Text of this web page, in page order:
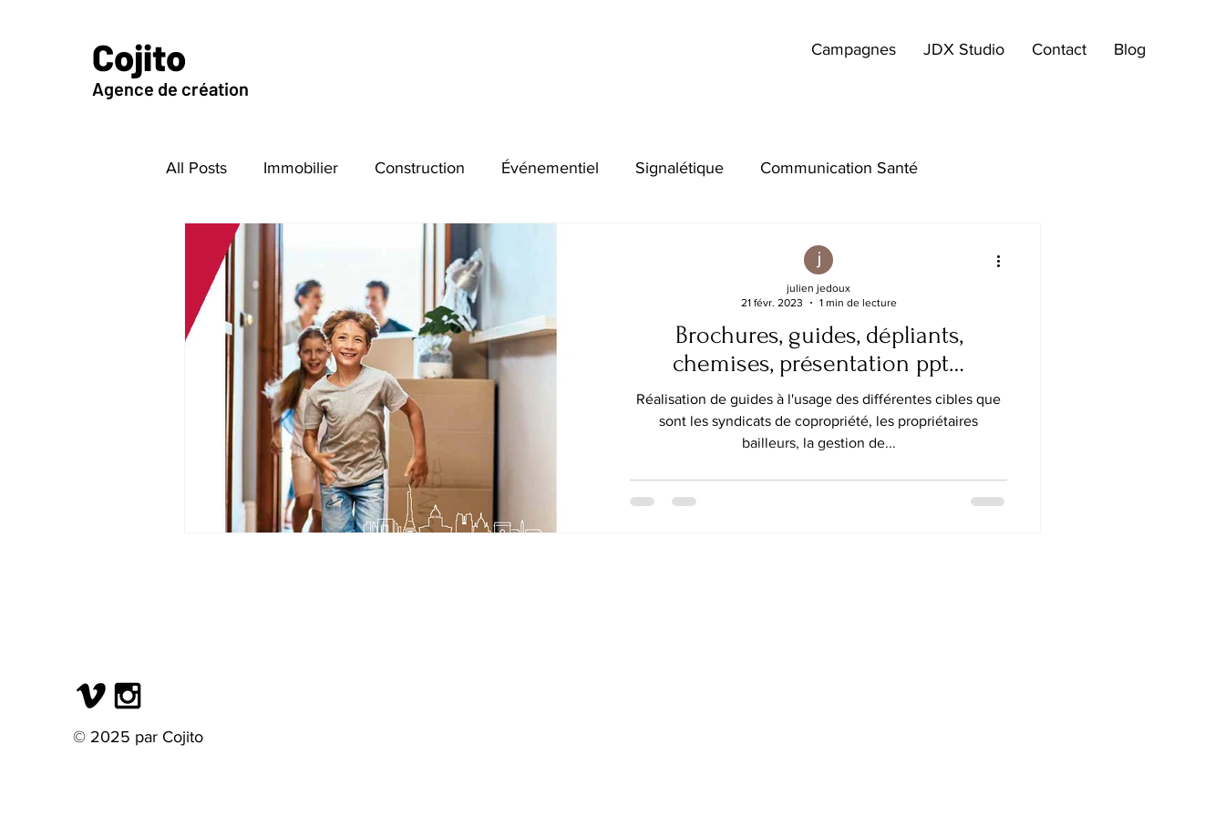
Cojito
Agence de création
Campagnes JDX Studio Contact Blog
All Posts Immobilier Construction Événementiel Signalétique Communication Santé
Brochures, guides, dépliants,
chemises, présentation ppt…
Réalisation de guides à l'usage des différentes cibles que
sont les syndicats de copropriété, les propriétaires
bailleurs, la gestion de...
julien jedoux
21 févr. 2023
1 min de lecture
© 2025 par Cojito